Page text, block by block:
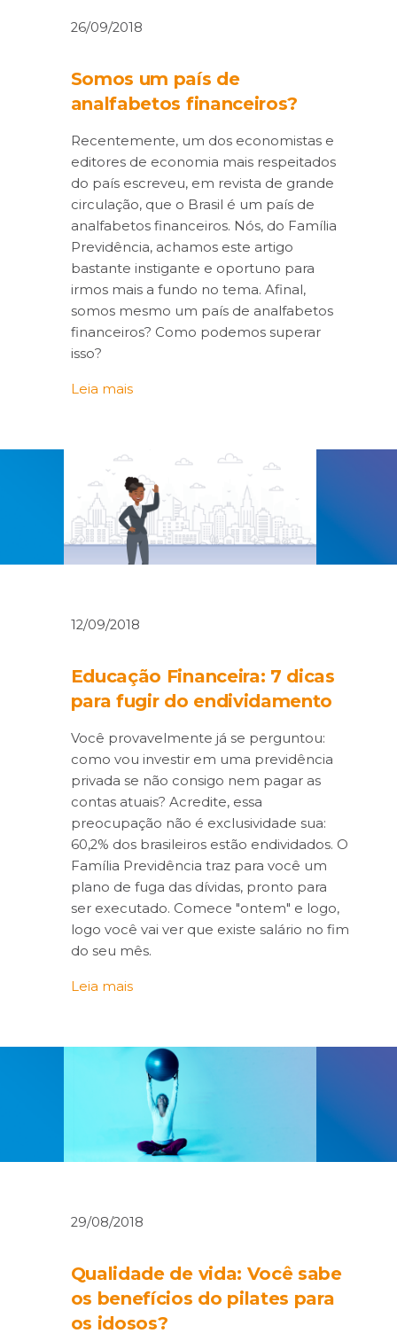
26/09/2018
Somos um país de
analfabetos financeiros?
Recentemente, um dos economistas e
editores de economia mais respeitados
do país escreveu, em revista de grande
circulação, que o Brasil é um país de
analfabetos financeiros. Nós, do Família
Previdência, achamos este artigo
bastante instigante e oportuno para
irmos mais a fundo no tema. Afinal,
somos mesmo um país de analfabetos
financeiros? Como podemos superar
isso?
Leia mais
12/09/2018
Educação Financeira: 7 dicas
para fugir do endividamento
Você provavelmente já se perguntou:
como vou investir em uma previdência
privada se não consigo nem pagar as
contas atuais? Acredite, essa
preocupação não é exclusividade sua:
60,2% dos brasileiros estão endividados. O
Família Previdência traz para você um
plano de fuga das dívidas, pronto para
ser executado. Comece "ontem" e logo,
logo você vai ver que existe salário no fim
do seu mês.
Leia mais
29/08/2018
Qualidade de vida: Você sabe
os benefícios do pilates para
os idosos?